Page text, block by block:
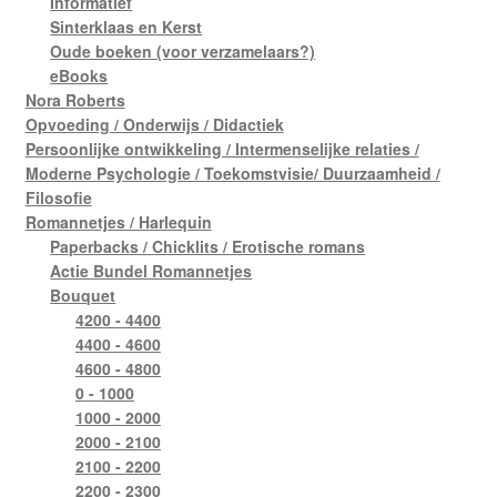
Sinterklaas en Kerst
Oude boeken (voor verzamelaars?)
eBooks
Nora Roberts
Opvoeding / Onderwijs / Didactiek
Persoonlijke ontwikkeling / Intermenselijke relaties /
Moderne Psychologie / Toekomstvisie/ Duurzaamheid /
Filosofie
Romannetjes / Harlequin
Paperbacks / Chicklits / Erotische romans
Actie Bundel Romannetjes
Bouquet
4200 - 4400
4400 - 4600
4600 - 4800
0 - 1000
1000 - 2000
2000 - 2100
2100 - 2200
2200 - 2300